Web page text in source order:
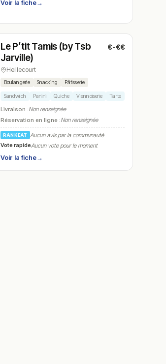
Voir la fiche→
N° 8
Fermé(fermé aujourd'hui)
Le P’tit Tamis (by Tsb
Jarville)
€-€€
Heillecourt
Boulangerie Snacking Pâtisserie
Sandwich Panini Quiche Viennoiserie Tarte
Livraison :Non renseignée
Réservation en ligne :Non renseignée
RANKEAT
Aucun avis par la communauté
Vote rapideAucun vote pour le moment
Voir la fiche→